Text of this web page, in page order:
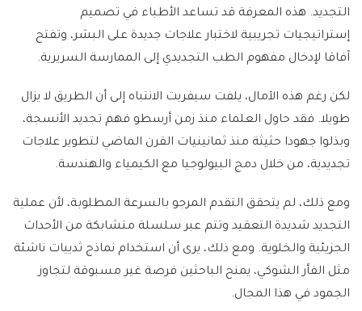
التجديد. هذه المعرفة قد تساعد الأطباء في تصميم
إستراتيجيات تجريبية لاختبار علاجات جديدة على البشر، وتفتح
آفاقا لإدخال مفهوم الطب التجديدي إلى الممارسة السريرية.
لكن رغم هذه الآمال، يلفت سيفريت الانتباه إلى أن الطريق لا يزال
طويلا. فقد حاول العلماء منذ زمن أرسطو فهم تجديد الأنسجة،
وبذلوا جهودا حثيثة منذ ثمانينيات القرن الماضي لتطوير علاجات
تجديدية، من خلال دمج البيولوجيا مع الكيمياء والهندسة.
ومع ذلك، لم يتحقق التقدم المرجو بالسرعة المطلوبة، لأن عملية
التجديد شديدة التعقيد وتتم عبر سلسلة متشابكة من الأحداث
الجزيئية والخلوية. ومع ذلك، يرى أن استخدام نماذج ثدييات ناشئة
مثل الفأر الشوكي، يمنح الباحثين فرصة غير مسبوقة لتجاوز
الجمود في هذا المجال.